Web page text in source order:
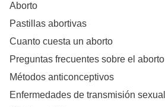
Aborto
Pastillas abortivas
Cuanto cuesta un aborto
Preguntas frecuentes sobre el aborto
Métodos anticonceptivos
Enfermedades de transmisión sexual